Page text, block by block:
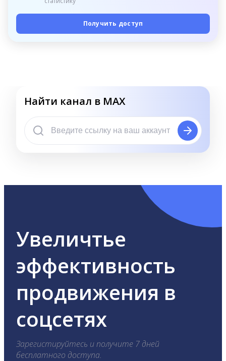
Получить доступ
Найти канал в MAX
Увеличтье
эффективность
продвижения в
соцсетях
Зарегистируйтесь и получите 7 дней
бесплатного доступа.